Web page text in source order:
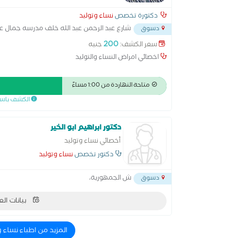
دكتورة تخصصنساء وتوليد
دسوق شارع عبد الرحمن عبد الله خلف مدرسه جمال
سعر الكشف:200جنيه
اخصائي امراض النساء والتوليد
متاحة النهاردة من 1:00 مساءً
الكشف
دكتور ابراهيم ابو الخير
أخصائي نساء وتوليد
دكتور تخصصنساء وتوليد
دسوق ش الجمهورية،
بيانات
المزيد من اطباء